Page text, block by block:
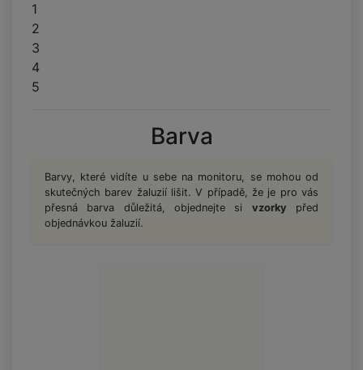
1
2
3
4
5
Barva
Barvy, které vidíte u sebe na monitoru, se mohou od
skutečných barev žaluzií lišit. V případě, že je pro vás
přesná barva důležitá, objednejte si vzorky před
objednávkou žaluzií.